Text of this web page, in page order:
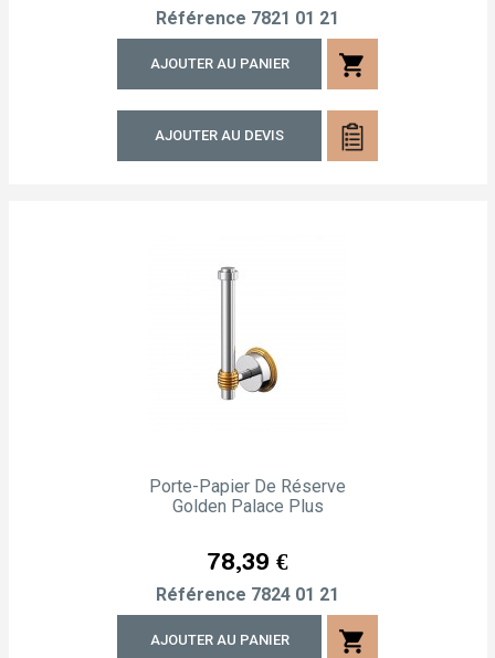
Référence 7821 01 21
AJOUTER AU PANIER shopping_cart
AJOUTER AU DEVIS
Porte-Papier De Réserve
Golden Palace Plus
Prix
78,39 €
Référence 7824 01 21
AJOUTER AU PANIER shopping_cart